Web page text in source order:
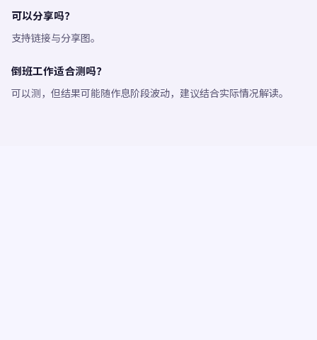
可以分享吗？
支持链接与分享图。
倒班工作适合测吗？
可以测，但结果可能随作息阶段波动，建议结合实际情况解读。